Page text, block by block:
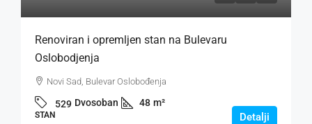
Renoviran i opremljen stan na Bulevaru
Oslobodjenja
Novi Sad, Bulevar Oslobođenja
529 Dvosoban 48 m²
STAN Detalji